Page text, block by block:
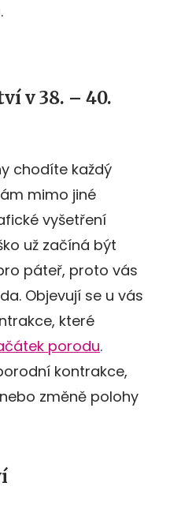
v 38. – 40.
chodíte každý
mimo jiné
vyšetření
už začíná být
páteř, proto vás
Objevují se u vás
které
porodu.
kontrakce,
změně polohy